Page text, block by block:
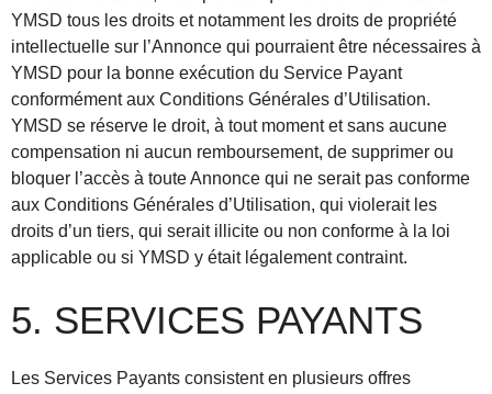
YMSD tous les droits et notamment les droits de propriété
intellectuelle sur l’Annonce qui pourraient être nécessaires à
YMSD pour la bonne exécution du Service Payant
conformément aux Conditions Générales d’Utilisation.
YMSD se réserve le droit, à tout moment et sans aucune
compensation ni aucun remboursement, de supprimer ou
bloquer l’accès à toute Annonce qui ne serait pas conforme
aux Conditions Générales d’Utilisation, qui violerait les
droits d’un tiers, qui serait illicite ou non conforme à la loi
applicable ou si YMSD y était légalement contraint.
5. SERVICES PAYANTS
Les Services Payants consistent en plusieurs offres